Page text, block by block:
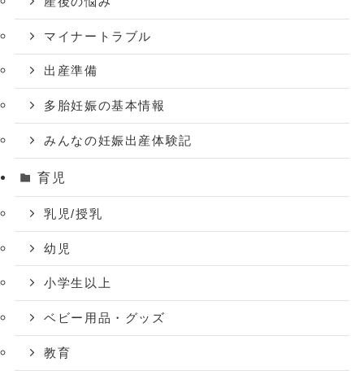
マイナートラブル
出産準備
多胎妊娠の基本情報
みんなの妊娠出産体験記
育児
乳児/授乳
幼児
小学生以上
ベビー用品・グッズ
教育